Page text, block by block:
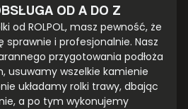
OD A DO Z
od ROLPOL, masz pewność, że
sprawnie i profesjonalnie. Nasz
przygotowania podłoża
usuwamy wszelkie kamienie
układamy rolki trawy, dbając
a po tym wykonujemy